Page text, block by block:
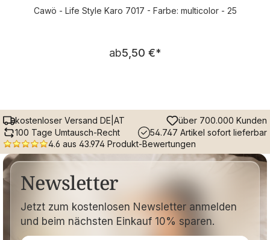
Cawö - Life Style Karo 7017 - Farbe: multicolor - 25
Regulärer Preis:
ab5,50 €*
kostenloser Versand DE|AT
über 700.000 Kunden
100 Tage Umtausch-Recht
54.747 Artikel sofort lieferbar
4.6 aus 43.974 Produkt-Bewertungen
Newsletter
Jetzt zum kostenlosen Newsletter anmelden
und beim nächsten Einkauf 10% sparen.